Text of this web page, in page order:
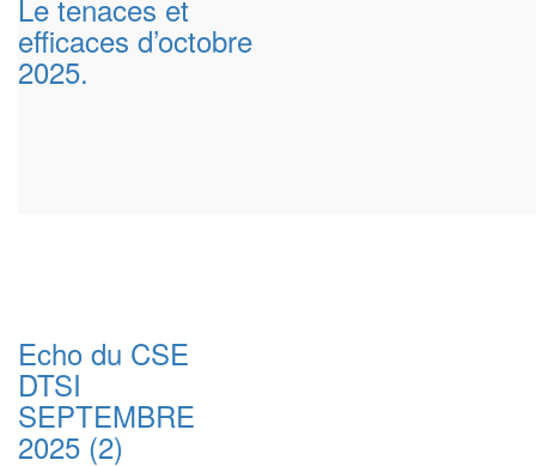
Le tenaces et
efficaces d’octobre
2025.
Echo du CSE
DTSI
SEPTEMBRE
2025 (2)